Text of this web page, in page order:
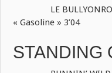
LE
« Gasoline » 3’04
STANDING